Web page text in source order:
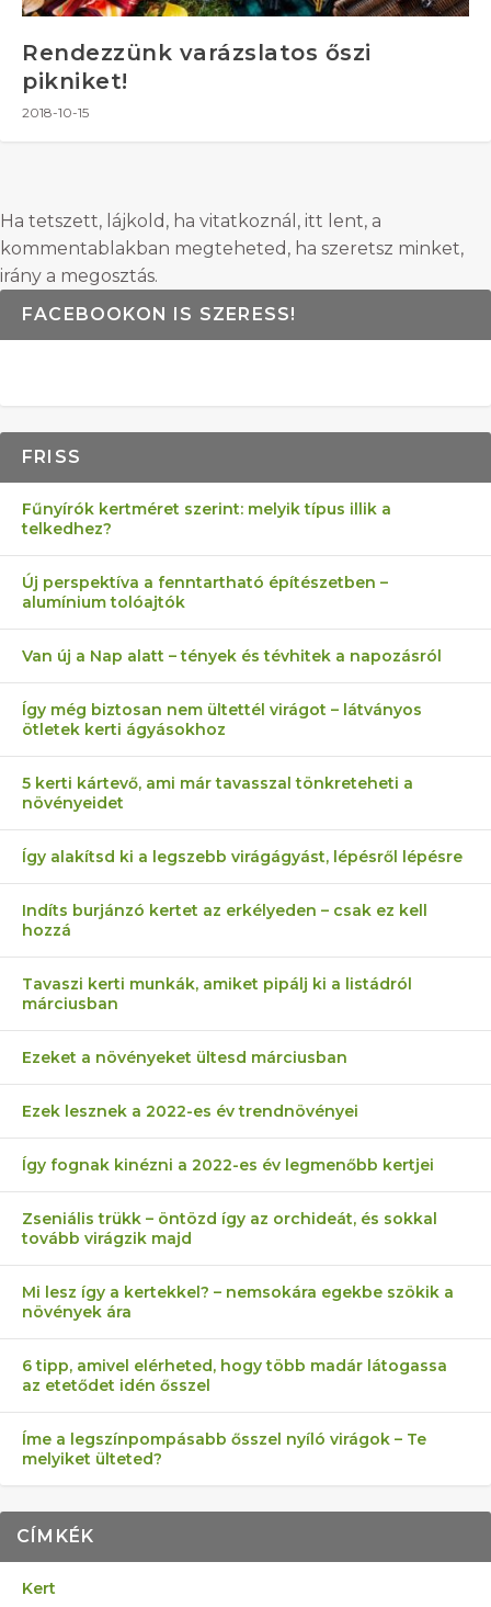
Rendezzünk varázslatos őszi
pikniket!
2018-10-15
Ha tetszett, lájkold, ha vitatkoznál, itt lent, a
kommentablakban megteheted, ha szeretsz minket,
irány a megosztás.
FACEBOOKON IS SZERESS!
FRISS
Fűnyírók kertméret szerint: melyik típus illik a
telkedhez?
Új perspektíva a fenntartható építészetben –
alumínium tolóajtók
Van új a Nap alatt – tények és tévhitek a napozásról
Így még biztosan nem ültettél virágot – látványos
ötletek kerti ágyásokhoz
5 kerti kártevő, ami már tavasszal tönkreteheti a
növényeidet
Így alakítsd ki a legszebb virágágyást, lépésről lépésre
Indíts burjánzó kertet az erkélyeden – csak ez kell
hozzá
Tavaszi kerti munkák, amiket pipálj ki a listádról
márciusban
Ezeket a növényeket ültesd márciusban
Ezek lesznek a 2022-es év trendnövényei
Így fognak kinézni a 2022-es év legmenőbb kertjei
Zseniális trükk – öntözd így az orchideát, és sokkal
tovább virágzik majd
Mi lesz így a kertekkel? – nemsokára egekbe szökik a
növények ára
6 tipp, amivel elérheted, hogy több madár látogassa
az etetődet idén ősszel
Íme a legszínpompásabb ősszel nyíló virágok – Te
melyiket ülteted?
CÍMKÉK
Kert